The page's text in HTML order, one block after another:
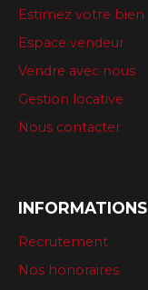
Estimez votre bien
Espace vendeur
Vendre avec nous
Gestion locative
Nous contacter
INFORMATIONS
Recrutement
Nos honoraires